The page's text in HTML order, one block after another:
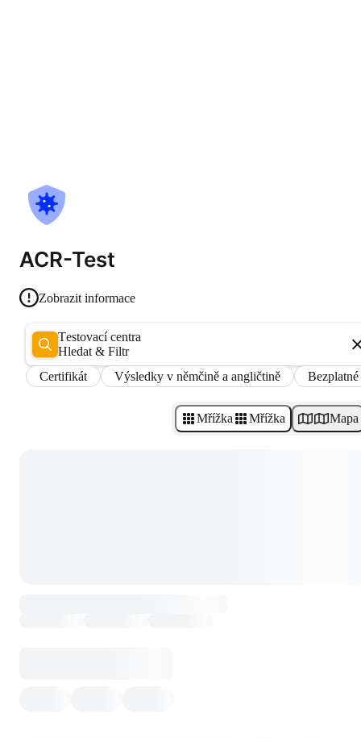
ACR-Test
Zobrazit informace
Testovací centra
Hledat & Filtr
Certifikát
Výsledky v němčině a angličtině
Mřížka Mřížka Mapa